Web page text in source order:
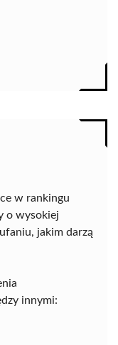
w rankingu
o wysokiej
jakim darzą
innymi: